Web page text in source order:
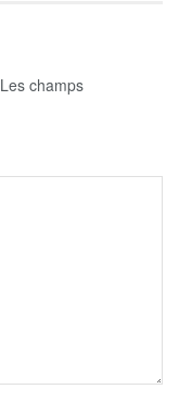
Les champs